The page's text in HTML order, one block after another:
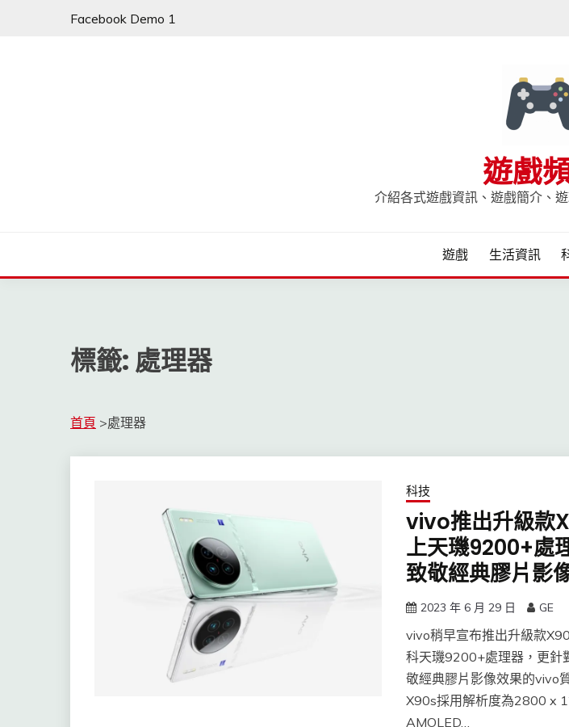
Facebook Demo 1
遊戲
介紹各式遊戲資訊、遊戲簡介、
遊戲 生活資訊
標籤: 處理器
首頁 >處理器
科技
vivo推出升級款
上天璣9200+處
致敬經典膠片影
2023 年 6 月 29 日 GE
vivo稍早宣布推出升級款
科天璣9200+處理器，更針
敬經典膠片影像效果的vivo
X90s採用解析度為2800 x
AMOLED…